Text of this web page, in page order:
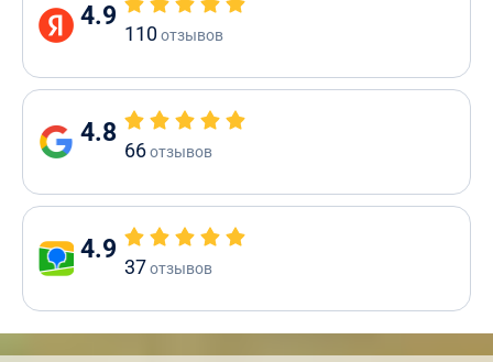
4.9
110отзывов
4.8
66отзывов
4.9
37отзывов